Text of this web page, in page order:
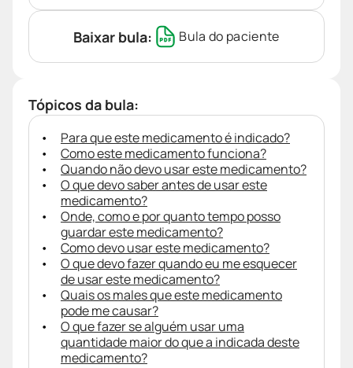
10º
Baixar bula: Bula do paciente
Tópicos da bula:
Para que este medicamento é indicado?
Como este medicamento funciona?
Quando não devo usar este medicamento?
O que devo saber antes de usar este
medicamento?
Onde, como e por quanto tempo posso
guardar este medicamento?
Como devo usar este medicamento?
O que devo fazer quando eu me esquecer
de usar este medicamento?
Quais os males que este medicamento
pode me causar?
O que fazer se alguém usar uma
quantidade maior do que a indicada deste
medicamento?